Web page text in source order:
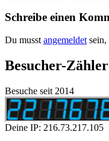
Schreibe einen
Du musstangemeldetsein,
Besucher-Zähler
Besuche seit 2014
Deine IP: 216.73.217.105